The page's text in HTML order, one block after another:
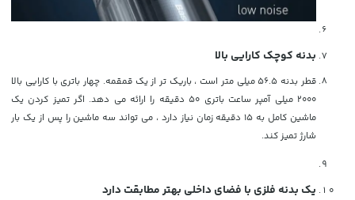
بدنه کوچک کارایی بالا
قطر بدنه 56.5 میلی متر است ، باریک تر از یک قمقمه. چهار باتری با کارایی بالا
2000 میلی آمپر ساعت باتری 50 دقیقه را ارائه می دهد. اگر تمیز کردن یک
ماشین کامل به 15 دقیقه زمان نیاز دارد ، می تواند سه ماشین را پس از یک بار
شارژ تمیز کند.
یک بدنه فلزی با فضای داخلی بهتر مطابقت دارد